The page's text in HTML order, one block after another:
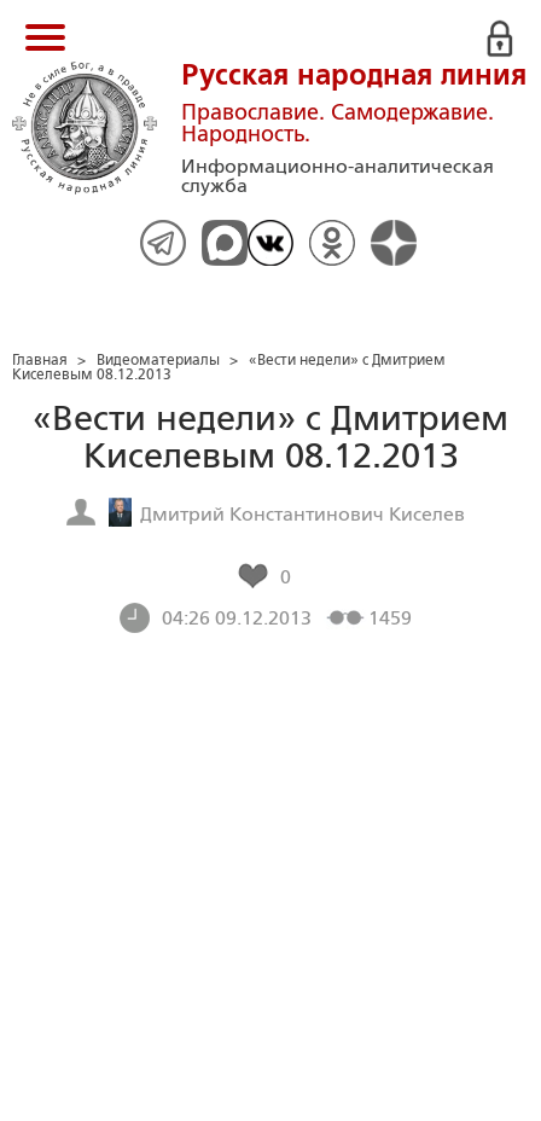
Русская народная линия
Православие. Самодержавие.
Народность.
Информационно-аналитическая
служба
Главная > Видеоматериалы > «Вести недели» с Дмитрием
Киселевым 08.12.2013
«Вести недели» с Дмитрием
Киселевым 08.12.2013
Дмитрий Константинович Киселев
0
04:26 09.12.2013
1459